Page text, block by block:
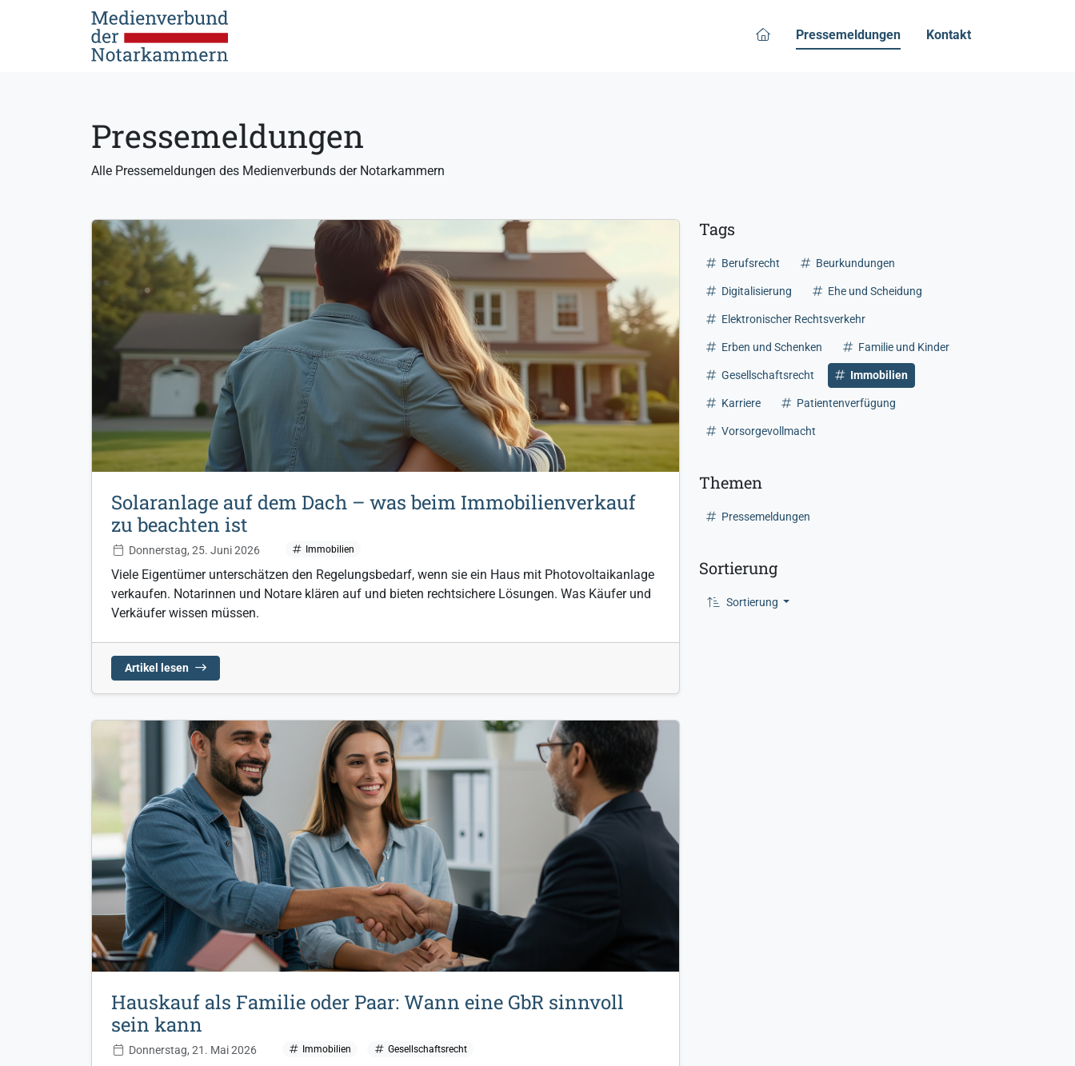
Pressemeldungen Kontakt
Pressemeldungen
Alle Pressemeldungen des Medienverbunds der Notarkammern
Solaranlage auf dem Dach – was beim Immobilienverkauf
zu beachten ist
Donnerstag, 25. Juni 2026 Immobilien
Viele Eigentümer unterschätzen den Regelungsbedarf, wenn sie ein Haus mit Photovoltaikanlage
verkaufen. Notarinnen und Notare klären auf und bieten rechtsichere Lösungen. Was Käufer und
Verkäufer wissen müssen.
Artikel lesen
Hauskauf als Familie oder Paar: Wann eine GbR sinnvoll
sein kann
Donnerstag, 21. Mai 2026 Immobilien Gesellschaftsrecht
Tags
Berufsrecht Beurkundungen
Digitalisierung Ehe und Scheidung
Elektronischer Rechtsverkehr
Erben und Schenken Familie und Kinder
Gesellschaftsrecht Immobilien
Karriere Patientenverfügung
Vorsorgevollmacht
Themen
Pressemeldungen
Sortierung
Sortierung